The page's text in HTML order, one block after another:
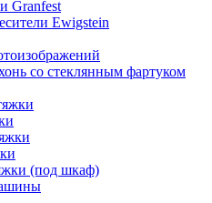
Granfest
Ewigstein
со стеклянным фартуком
(под шкаф)